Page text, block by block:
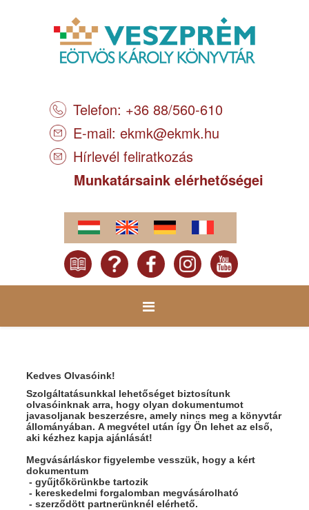
Telefon: +36 88/560-610
E-mail: ekmk@ekmk.hu
Hírlevél feliratkozás
Munkatársaink elérhetőségei
Kedves Olvasóink!
Szolgáltatásunkkal lehetőséget biztosítunk
olvasóinknak arra, hogy olyan dokumentumot
javasoljanak beszerzésre, amely nincs meg a könyvtár
állományában. A megvétel után így Ön lehet az első,
aki kézhez kapja ajánlását!
Megvásárláskor figyelembe vesszük, hogy a kért
dokumentum
- gyűjtőkörünkbe tartozik
- kereskedelmi forgalomban megvásárolható
- szerződött partnerünknél elérhető.